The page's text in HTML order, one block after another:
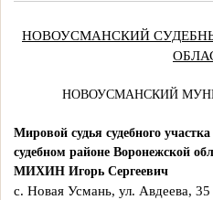
НОВОУСМАНСКИЙ
НОВОУСМАНСКИЙ
Мировой судья судебного
судебном районе Воронежской
МИХИН Игорь Сергеевич
с. Новая Усмань, ул. Авдеева, 35